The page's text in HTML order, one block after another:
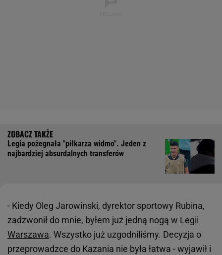
Legia pożegnała "piłkarza widmo". Jeden z
najbardziej absurdalnych transferów
- Kiedy Oleg Jarowinski, dyrektor sportowy Rubina,
zadzwonił do mnie, byłem już jedną nogą w Legii
Warszawa. Wszystko już uzgodniliśmy. Decyzja o
przeprowadzce do Kazania nie była łatwa - wyjawił i